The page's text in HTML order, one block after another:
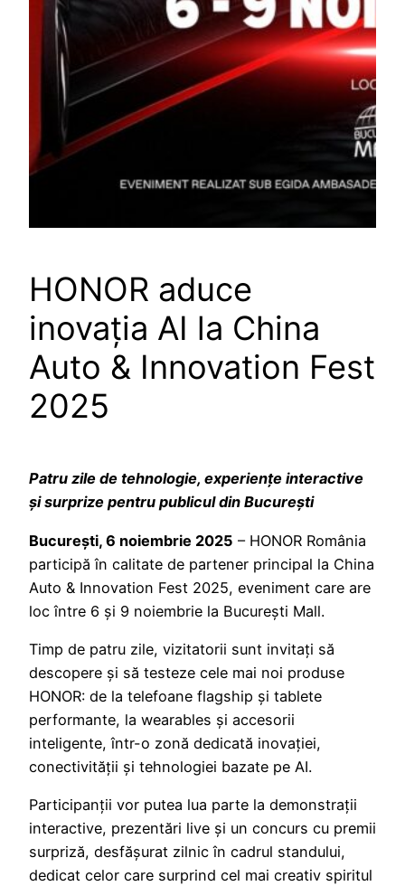
HONOR aduce
inovația AI la China
Auto & Innovation Fest
2025
Patru zile de tehnologie, experiențe interactive
și surprize pentru publicul din București
București, 6 noiembrie 2025 – HONOR România
participă în calitate de partener principal la China
Auto & Innovation Fest 2025, eveniment care are
loc între 6 și 9 noiembrie la București Mall.
Timp de patru zile, vizitatorii sunt invitați să
descopere și să testeze cele mai noi produse
HONOR: de la telefoane flagship și tablete
performante, la wearables și accesorii
inteligente, într-o zonă dedicată inovației,
conectivității și tehnologiei bazate pe AI.
Participanții vor putea lua parte la demonstrații
interactive, prezentări live și un concurs cu premii
surpriză, desfășurat zilnic în cadrul standului,
dedicat celor care surprind cel mai creativ spiritul